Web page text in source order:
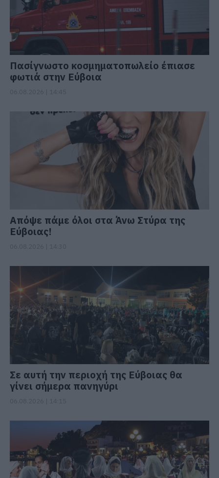
Πασίγνωστο κοσμηματοπωλείο έπιασε
φωτιά στην Εύβοια
Απόψε πάμε όλοι στα Άνω Στύρα της
Εύβοιας!
Σε αυτή την περιοχή της Εύβοιας θα
γίνει σήμερα πανηγύρι